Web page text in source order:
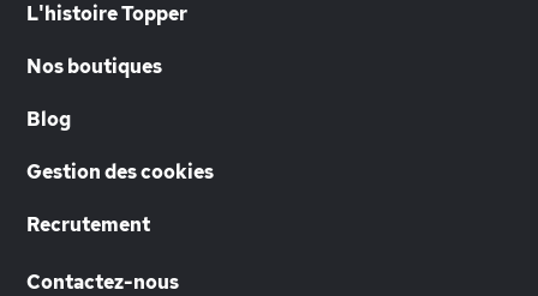
L'histoire Topper
Nos boutiques
Blog
Gestion des cookies
Recrutement
Contactez-nous